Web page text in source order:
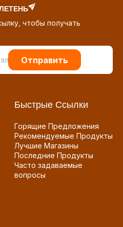
чтобы получать
Отправить
Быстрые Ссылки
Горящие Предложения
Рекомендуемые Продукты
Лучшие Магазины
Последние Продукты
Часто задаваемые
вопросы